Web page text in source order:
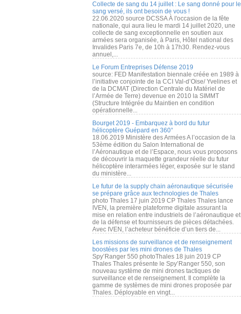
Collecte de sang du 14 juillet : Le sang donné pour le
sang versé, ils ont besoin de vous !
22.06.2020 source DCSSA À l'occasion de la fête
nationale, qui aura lieu le mardi 14 juillet 2020, une
collecte de sang exceptionnelle en soutien aux
armées sera organisée, à Paris, Hôtel national des
Invalides Paris 7e, de 10h à 17h30. Rendez-vous
annuel,...
Le Forum Entreprises Défense 2019
source: FED Manifestation biennale créée en 1989 à
l’initiative conjointe de la CCI Val-d’Oise/ Yvelines et
de la DCMAT (Direction Centrale du Matériel de
l’Armée de Terre) devenue en 2010 la SIMMT
(Structure Intégrée du Maintien en condition
opérationnelle...
Bourget 2019 - Embarquez à bord du futur
hélicoptère Guépard en 360°
18.06.2019 Ministère des Armées A l’occasion de la
53ème édition du Salon International de
l’Aéronautique et de l’Espace, nous vous proposons
de découvrir la maquette grandeur réelle du futur
hélicoptère interarmées léger, exposée sur le stand
du ministère...
Le futur de la supply chain aéronautique sécurisée
se prépare grâce aux technologies de Thales
photo Thales 17 juin 2019 CP Thales Thales lance
IVEN, la première plateforme digitale assurant la
mise en relation entre industriels de l’aéronautique et
de la défense et fournisseurs de pièces détachées.
Avec IVEN, l’acheteur bénéficie d’un tiers de...
Les missions de surveillance et de renseignement
boostées par les mini drones de Thales
Spy’Ranger 550 photoThales 18 juin 2019 CP
Thales Thales présente le Spy’Ranger 550, son
nouveau système de mini drones tactiques de
surveillance et de renseignement. Il complète la
gamme de systèmes de mini drones proposée par
Thales. Déployable en vingt...